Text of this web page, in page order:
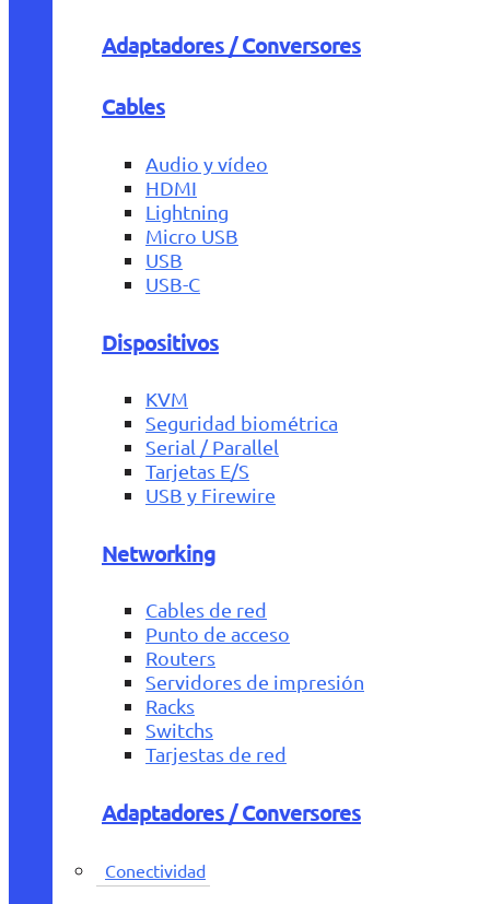
Adaptadores / Conversores
Cables
Audio y vídeo
HDMI
Lightning
Micro USB
USB
USB-C
Dispositivos
KVM
Seguridad biométrica
Serial / Parallel
Tarjetas E/S
USB y Firewire
Networking
Cables de red
Punto de acceso
Routers
Servidores de impresión
Racks
Switchs
Tarjestas de red
Adaptadores / Conversores
Conectividad